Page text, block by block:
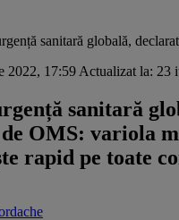
sanitară globală,
2022, 17:59 Actualizat la: 23
sanitară
OMS: variola
rapid pe toate